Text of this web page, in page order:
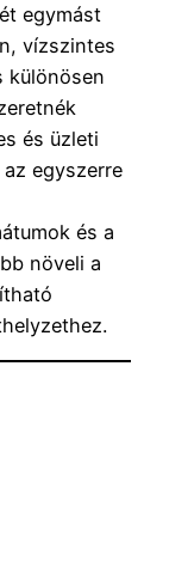
egymást
vízszintes
különösen
és üzleti
egyszerre
és a
növeli a